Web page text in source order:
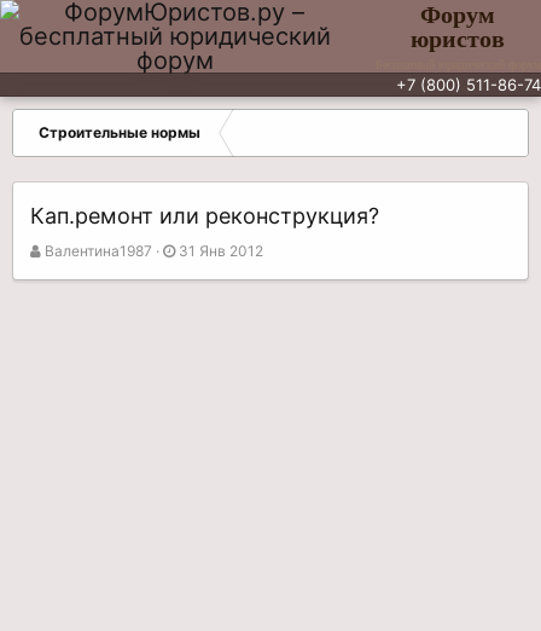
Форум
юристов
+7 (800) 511-86-74
Строительные нормы
Кап.ремонт или реконструкция?
А
Валентина1987
Д
31 Янв 2012